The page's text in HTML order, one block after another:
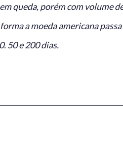
queda, porém com volume
a moeda americana
50 e 200 dias.